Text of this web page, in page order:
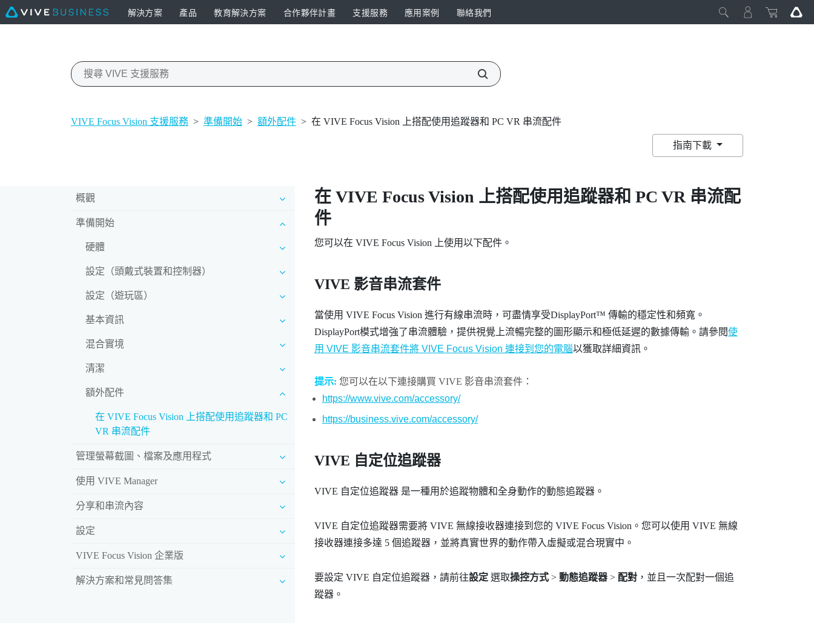
解決方案 產品 教育解決方案 合作夥伴計畫 支援服務 應用案例 聯絡我們
VIVE Focus Vision 支援服務 > 準備開始 > 額外配件 > 在 VIVE Focus Vision 上搭配使用追蹤器和 PC VR 串流配件
指南下載
概觀
準備開始
硬體
設定（頭戴式裝置和控制器）
設定（遊玩區）
基本資訊
混合實境
清潔
額外配件
在 VIVE Focus Vision 上搭配使用追蹤器和 PC
VR 串流配件
管理螢幕截圖、檔案及應用程式
使用 VIVE Manager
分享和串流內容
設定
VIVE Focus Vision 企業版
解決方案和常見問答集
在 VIVE Focus Vision 上搭配使用追蹤器和 PC VR 串流配
件
您可以在 VIVE Focus Vision 上使用以下配件。
VIVE 影音串流套件
當使用 VIVE Focus Vision 進行有線串流時，可盡情享受DisplayPort™ 傳輸的穩定性和頻寬。
DisplayPort模式增強了串流體驗，提供視覺上流暢完整的圖形顯示和極低延遲的數據傳輸。請參閱使
用 VIVE 影音串流套件將 VIVE Focus Vision 連接到您的電腦以獲取詳細資訊。
提示: 您可以在以下連接購買 VIVE 影音串流套件：
https://www.vive.com/accessory/
https://business.vive.com/accessory/
VIVE 自定位追蹤器
VIVE 自定位追蹤器是一種用於追蹤物體和全身動作的動態追蹤器。
VIVE 自定位追蹤器需要將 VIVE 無線接收器連接到您的 VIVE Focus Vision 。您可以使用 VIVE 無線
接收器連接多達 5 個追蹤器，並將真實世界的動作帶入虛擬或混合現實中。
要設定 VIVE 自定位追蹤器，請前往設定選取操控方式> 動態追蹤器> 配對，並且一次配對一個追
蹤器。